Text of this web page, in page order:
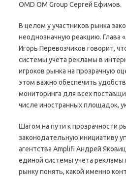
OMD OM Group Сергей Ефимов.
В целом у участников рынка
неоднозначную реакцию. Глава
Игорь Перевозчиков говорит,
системы учета рекламы в
игроков рынка на прозрачную
этом важно обеспечить
мониторинга для всех
числе иностранных площадок,
Шагом на пути к прозрачности
законодательную инициативу
агентства Amplifi Андрей
единой системы учета
рынку понять, какой именно